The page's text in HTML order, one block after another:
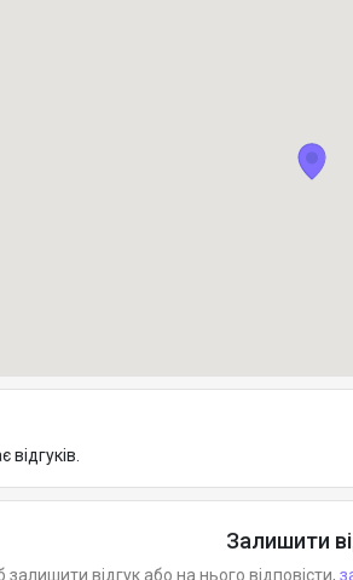
Залишити
залишити відгук або на нього відповісти,